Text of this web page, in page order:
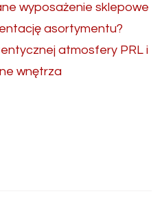
wyposażenie sklepowe
asortymentu?
atmosfery PRL i
wnętrza